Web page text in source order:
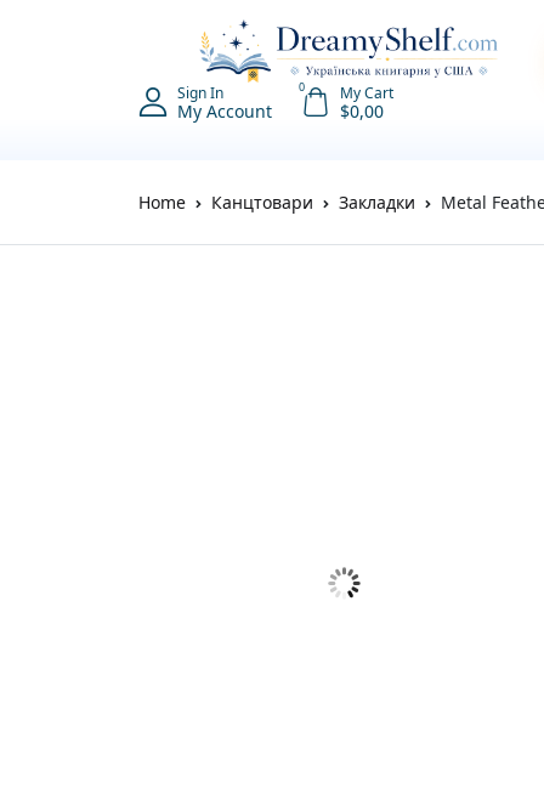
Sign In
My Account
0 My Cart
$0,00
Home Канцтовари Закладки Metal